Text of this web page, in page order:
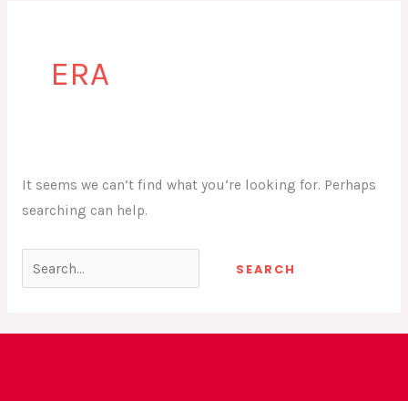
ERA
It seems we can’t find what you’re looking for. Perhaps
searching can help.